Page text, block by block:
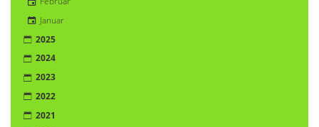
Januar
2025
2024
2023
2022
2021